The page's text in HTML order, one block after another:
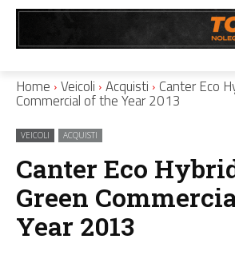
Home Veicoli Acquisti Canter Eco
Commercial of the Year 2013
VEICOLI ACQUISTI
Canter Eco
Green
Year 2013